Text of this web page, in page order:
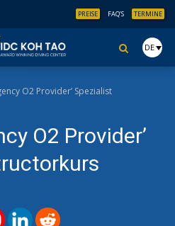
PREISE FAQ’S TERMINE
DE
O2 Provider’ Spezialist
O2 Provider’